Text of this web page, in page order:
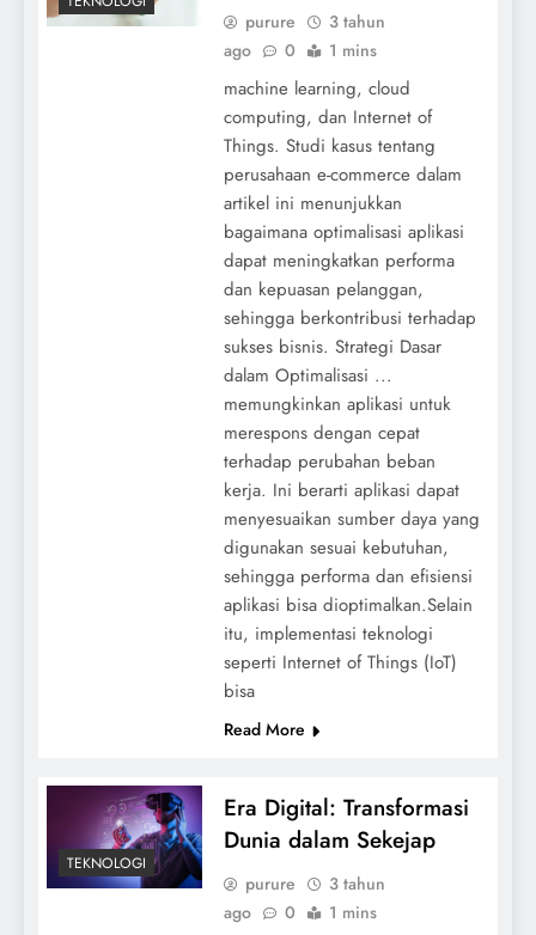
purure
3 tahun
ago
0 1 mins
machine learning, cloud
computing, dan Internet of
Things. Studi kasus tentang
perusahaan e-commerce dalam
artikel ini menunjukkan
bagaimana optimalisasi aplikasi
dapat meningkatkan performa
dan kepuasan pelanggan,
sehingga berkontribusi terhadap
sukses bisnis. Strategi Dasar
dalam Optimalisasi ...
memungkinkan aplikasi untuk
merespons dengan cepat
terhadap perubahan beban
kerja. Ini berarti aplikasi dapat
menyesuaikan sumber daya yang
digunakan sesuai kebutuhan,
sehingga performa dan efisiensi
aplikasi bisa dioptimalkan.Selain
itu, implementasi teknologi
seperti Internet of Things (IoT)
bisa
Read More
TEKNOLOGI
Era Digital: Transformasi
Dunia dalam Sekejap
purure
3 tahun
ago
0 1 mins